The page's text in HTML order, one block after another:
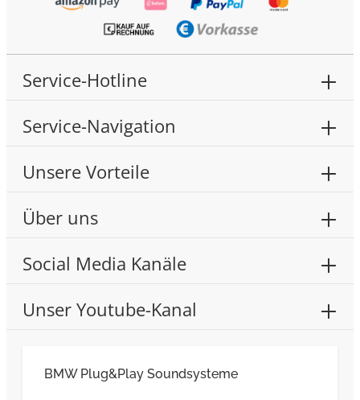
Service-Hotline
Service-Navigation
Unsere Vorteile
Über uns
Social Media Kanäle
Unser Youtube-Kanal
BMW Plug&Play Soundsysteme